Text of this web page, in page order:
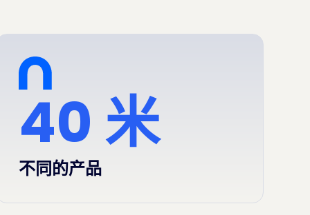
40 米
不同的产品